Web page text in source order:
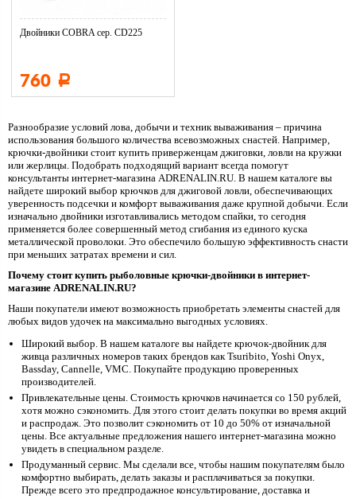
Двойники COBRA сер. CD225
760 Р
Разнообразие условий лова, добычи и техник вываживания – причина
использования большого количества всевозможных снастей. Например,
крючки-двойники стоит купить приверженцам джиговки, ловли на кружки
или жерлицы. Подобрать подходящий вариант всегда помогут
консультанты интернет-магазина ADRENALIN.RU. В нашем каталоге вы
найдете широкий выбор крючков для джиговой ловли, обеспечивающих
уверенность подсечки и комфорт вываживания даже крупной добычи. Если
изначально двойники изготавливались методом спайки, то сегодня
применяется более совершенный метод сгибания из единого куска
металлической проволоки. Это обеспечило большую эффективность снасти
при меньших затратах времени и сил.
Почему стоит купить рыболовные крючки-двойники в интернет-
магазине ADRENALIN.RU?
Наши покупатели имеют возможность приобретать элементы снастей для
любых видов удочек на максимально выгодных условиях.
Широкий выбор. В нашем каталоге вы найдете крючок-двойник для
живца различных номеров таких брендов как Tsuribito, Yoshi Onyx,
Bassday, Cannelle, VMC. Покупайте продукцию проверенных
производителей.
Привлекательные цены. Стоимость крючков начинается со 150 рублей,
хотя можно сэкономить. Для этого стоит делать покупки во время акций
и распродаж. Это позволит сэкономить от 10 до 50% от изначальной
цены. Все актуальные предложения нашего интернет-магазина можно
увидеть в специальном разделе.
Продуманный сервис. Мы сделали все, чтобы нашим покупателям было
комфортно выбирать, делать заказы и расплачиваться за покупки.
Прежде всего это предпродажное консультирование, доставка и